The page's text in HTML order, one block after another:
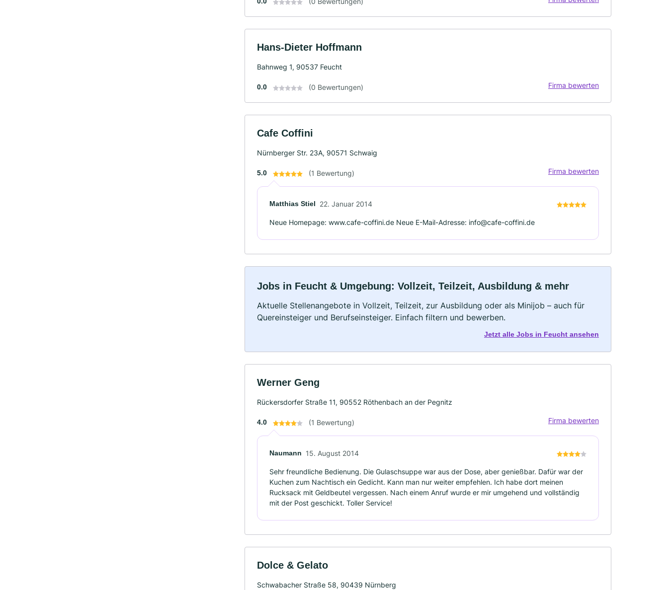
Hans-Dieter Hoffmann
Bahnweg 1, 90537 Feucht
0.0 (0 Bewertungen) Firma bewerten
Cafe Coffini
Nürnberger Str. 23A, 90571 Schwaig
5.0 (1 Bewertung) Firma bewerten
Matthias Stiel 22. Januar 2014
Neue Homepage: www.cafe-coffini.de Neue E-Mail-Adresse: info@cafe-coffini.de
Jobs in Feucht & Umgebung: Vollzeit, Teilzeit, Ausbildung & mehr
Aktuelle Stellenangebote in Vollzeit, Teilzeit, zur Ausbildung oder als Minijob – auch für
Quereinsteiger und Berufseinsteiger. Einfach filtern und bewerben.
Jetzt alle Jobs in Feucht ansehen
Werner Geng
Rückersdorfer Straße 11, 90552 Röthenbach an der Pegnitz
4.0 (1 Bewertung) Firma bewerten
Naumann 15. August 2014
Sehr freundliche Bedienung. Die Gulaschsuppe war aus der Dose, aber genießbar. Dafür war der
Kuchen zum Nachtisch ein Gedicht. Kann man nur weiter empfehlen. Ich habe dort meinen
Rucksack mit Geldbeutel vergessen. Nach einem Anruf wurde er mir umgehend und vollständig
mit der Post geschickt. Toller Service!
Dolce & Gelato
Schwabacher Straße 58, 90439 Nürnberg